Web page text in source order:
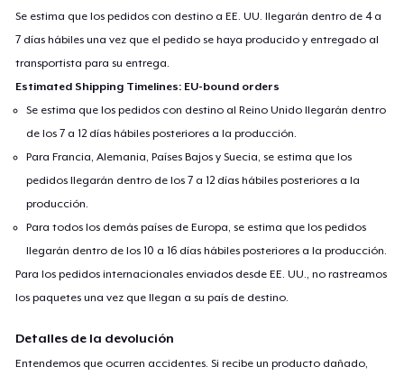
Se estima que los pedidos con destino a EE. UU. llegarán dentro de 4 a
7 días hábiles una vez que el pedido se haya producido y entregado al
transportista para su entrega.
Estimated Shipping Timelines: EU-bound orders
Se estima que los pedidos con destino al Reino Unido llegarán dentro
de los 7 a 12 días hábiles posteriores a la producción.
Para Francia, Alemania, Países Bajos y Suecia, se estima que los
pedidos llegarán dentro de los 7 a 12 días hábiles posteriores a la
producción.
Para todos los demás países de Europa, se estima que los pedidos
llegarán dentro de los 10 a 16 días hábiles posteriores a la producción.
Para los pedidos internacionales enviados desde EE. UU., no rastreamos
los paquetes una vez que llegan a su país de destino.
Detalles de la devolución
Entendemos que ocurren accidentes. Si recibe un producto dañado,